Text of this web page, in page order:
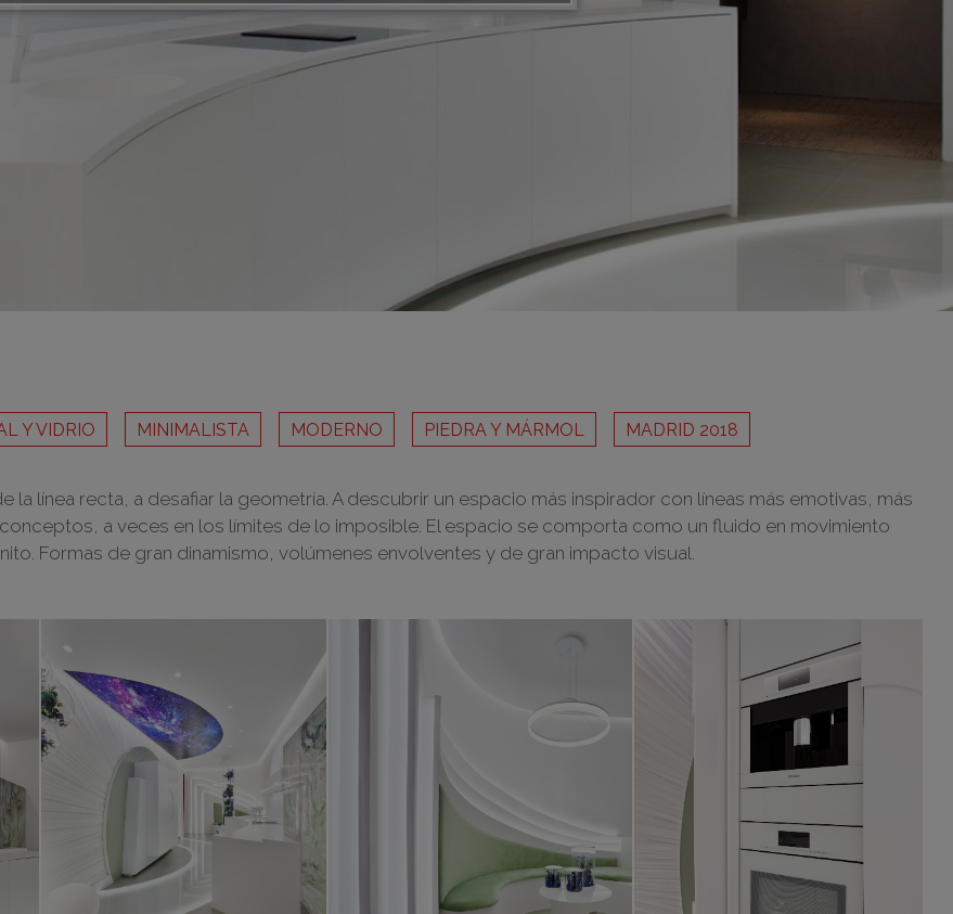
madrid 2015
Y VIDRIO MINIMALISTA MODERNO PIEDRA Y MÁRMOL MADRID 2018
línea recta, a desafiar la geometría. A descubrir un espacio más inspirador con líneas más emotivas, más
conceptos, a veces en los límites de lo imposible. El espacio se comporta como un fluido en movimiento
Formas de gran dinamismo, volúmenes envolventes y de gran impacto visual.